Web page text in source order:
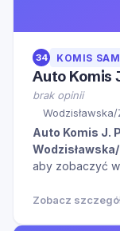
34 KOMIS
Auto Komis
brak opinii
Auto Komis J.
aby zobaczyć
Zobacz